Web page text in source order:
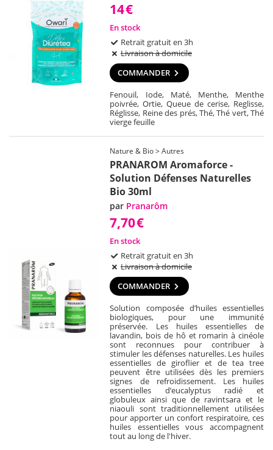
14€
En stock
Retrait gratuit en 3h
Livraison à domicile
COMMANDER
Fenouil, Iode, Maté, Menthe, Menthe
poivrée, Ortie, Queue de cerise, Reglisse,
Réglisse, Reine des prés, Thé, Thé vert, Thé
vierge feuille
Nature & Bio > Autres
PRANAROM Aromaforce -
Solution Défenses Naturelles
Bio 30ml
par Pranarôm
7,70€
En stock
Retrait gratuit en 3h
Livraison à domicile
COMMANDER
Solution composée d’huiles essentielles
biologiques, pour une immunité
préservée. Les huiles essentielles de
lavandin, bois de hô et romarin à cinéole
sont reconnues pour contribuer à
stimuler les défenses naturelles. Les huiles
essentielles de giroflier et de tea tree
peuvent être utilisées dès les premiers
signes de refroidissement. Les huiles
essentielles d’eucalyptus radié et
globuleux ainsi que de ravintsara et le
niaouli sont traditionnellement utilisées
pour apporter un confort respiratoire, ces
huiles essentielles vous accompagnent
tout au long de l'hiver.